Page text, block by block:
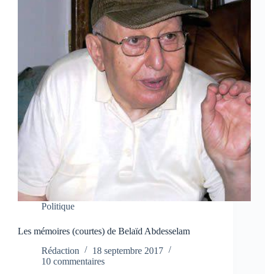
Politique
Les mémoires (courtes) de Belaïd Abdesselam
Rédaction
18 septembre 2017
10 commentaires